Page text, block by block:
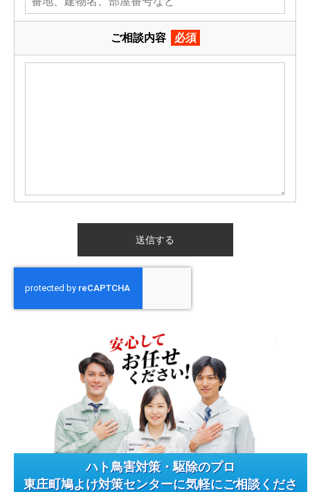
ご相談内容 必須
ハト鳥害対策・駆除のプロ
東庄町鳩よけ対策センターに気軽にご相談くださ